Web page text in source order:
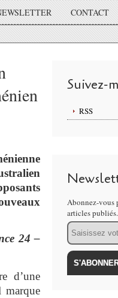
CONTACT
24 –
d’une
marque
Suivez-
RSS
Abonnez-vous
articles publiés.
Email